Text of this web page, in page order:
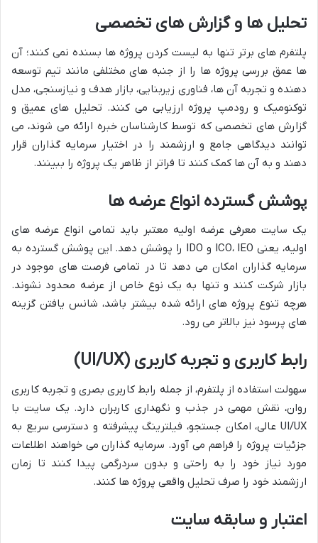
تحلیل ها و گزارش های تخصصی
پلتفرم های برتر تنها به لیست کردن پروژه ها بسنده نمی کنند؛ آن
ها عمق بررسی پروژه ها را از جنبه های مختلفی مانند تیم توسعه
دهنده و تجربه آن ها، فناوری زیربنایی، بازار هدف و نیازسنجی، مدل
توکنومیک و رودمپ پروژه ارزیابی می کنند. تحلیل های عمیق و
گزارش های تخصصی که توسط کارشناسان خبره ارائه می شوند، می
توانند دیدگاهی جامع و ارزشمند را در اختیار سرمایه گذاران قرار
دهند و به آن ها کمک کنند تا فراتر از ظاهر یک پروژه را ببینند.
پوشش گسترده انواع عرضه ها
یک سایت معرفی عرضه اولیه معتبر باید تمامی انواع عرضه های
اولیه، یعنی ICO، IEO و IDO را پوشش دهد. این پوشش گسترده به
سرمایه گذاران امکان می دهد تا در تمامی فرصت های موجود در
بازار شرکت کنند و تنها به یک نوع خاص از عرضه محدود نشوند.
هرچه تنوع پروژه های ارائه شده بیشتر باشد، شانس یافتن گزینه
های پرسود نیز بالاتر می رود.
رابط کاربری و تجربه کاربری (UI/UX)
سهولت استفاده از پلتفرم، از جمله رابط کاربری بصری و تجربه کاربری
روان، نقش مهمی در جذب و نگهداری کاربران دارد. یک سایت با
UI/UX عالی، امکان جستجو، فیلترینگ پیشرفته و دسترسی سریع به
جزئیات پروژه را فراهم می آورد. سرمایه گذاران می خواهند اطلاعات
مورد نیاز خود را به راحتی و بدون سردرگمی پیدا کنند تا زمان
ارزشمند خود را صرف تحلیل واقعی پروژه ها کنند.
اعتبار و سابقه سایت